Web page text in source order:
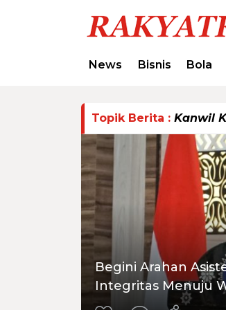
News Bisnis Bola
Topik Berita : Kanwil
Begini Arahan
Integritas Menuju